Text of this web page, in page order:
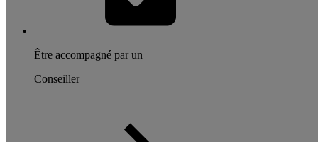
Être accompagné par un
Conseiller